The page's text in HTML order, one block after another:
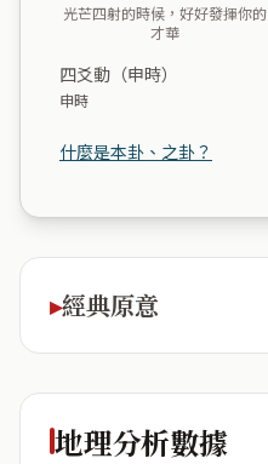
光芒四射的時候，好好發揮你的
才華
四爻動（申時）
申時
什麼是本卦、之卦？
經典原意
地理分析數據